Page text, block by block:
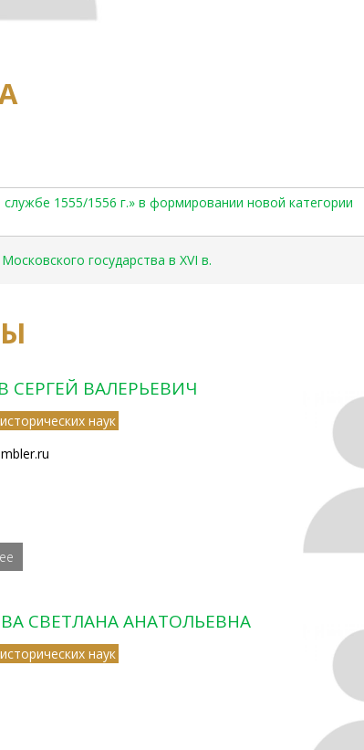
1555/1556 г.» в формировании новой категории
государства в XVI в.
СЕРГЕЙ ВАЛЕРЬЕВИЧ
наук
СВЕТЛАНА АНАТОЛЬЕВНА
наук